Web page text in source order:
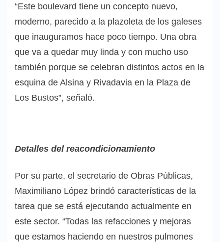
“Este boulevard tiene un concepto nuevo,
moderno, parecido a la plazoleta de los galeses
que inauguramos hace poco tiempo. Una obra
que va a quedar muy linda y con mucho uso
también porque se celebran distintos actos en la
esquina de Alsina y Rivadavia en la Plaza de
Los Bustos”, señaló.
Detalles del reacondicionamiento
Por su parte, el secretario de Obras Públicas,
Maximiliano López brindó características de la
tarea que se está ejecutando actualmente en
este sector. “Todas las refacciones y mejoras
que estamos haciendo en nuestros pulmones